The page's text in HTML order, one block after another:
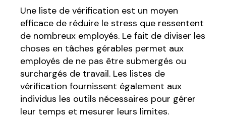
Une liste de vérification est un moyen
efficace de réduire le stress que ressentent
de nombreux employés. Le fait de diviser les
choses en tâches gérables permet aux
employés de ne pas être submergés ou
surchargés de travail. Les listes de
vérification fournissent également aux
individus les outils nécessaires pour gérer
leur temps et mesurer leurs limites.